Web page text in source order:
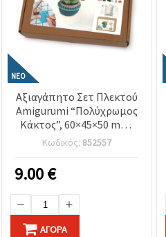
ΝΈΟ
Αξιαγάπητο Σετ Πλεκτού
Amigurumi “Πολύχρωμος
Κάκτος”, 60×45×50 mm,
GZ2112 – Ιδανικό για
Διασκεδαστικά DIY
Projects Βελονάκι και
Χειροποίητα Δώρα
Κωδικός: 852557
9.00€
ΑΓΟΡΆ